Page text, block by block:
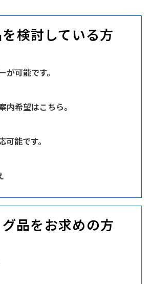
検討している方
が可能です。
内希望はこちら。
能です。
品をお求めの方